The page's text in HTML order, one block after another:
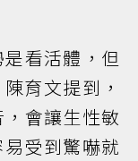
看活體，但
育文提到，
會讓生性敏
受到驚嚇就